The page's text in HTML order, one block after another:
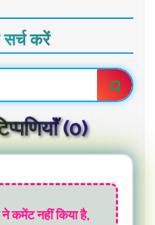
सर्च करें
(0)
कमेंट नहीं किया है,